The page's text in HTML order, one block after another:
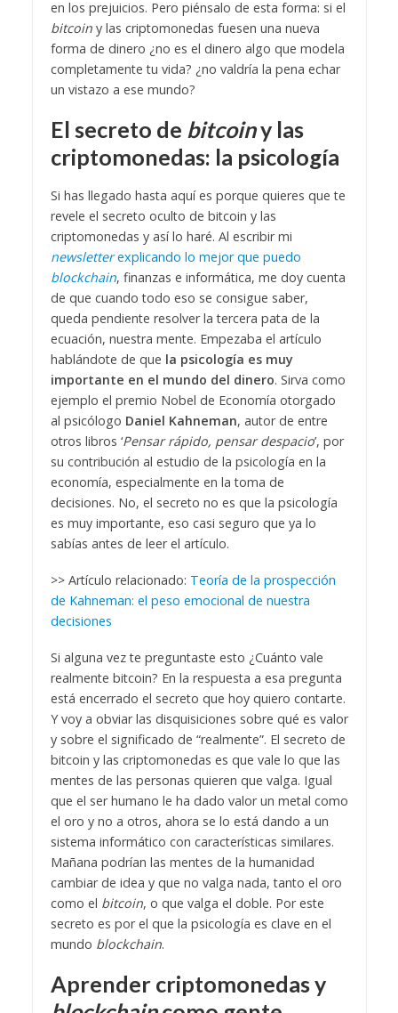
en los prejuicios. Pero piénsalo de esta forma: si el
bitcoiny las criptomonedas fuesen una nueva
forma de dinero ¿no es el dinero algo que modela
completamente tu vida? ¿no valdría la pena echar
un vistazo a ese mundo?
El secreto de bitcoiny las
criptomonedas: la psicología
Si has llegado hasta aquí es porque quieres que te
revele el secreto oculto de bitcoin y las
criptomonedas y así lo haré. Al escribir mi
newsletterexplicando lo mejor que puedo
blockchain, finanzas e informática, me doy cuenta
de que cuando todo eso se consigue saber,
queda pendiente resolver la tercera pata de la
ecuación, nuestra mente. Empezaba el artículo
hablándote de que la psicología es muy
importante en el mundo del dinero. Sirva como
ejemplo el premio Nobel de Economía otorgado
al psicólogo Daniel Kahneman, autor de entre
otros libros ‘Pensar rápido, pensar despacio’, por
su contribución al estudio de la psicología en la
economía, especialmente en la toma de
decisiones. No, el secreto no es que la psicología
es muy importante, eso casi seguro que ya lo
sabías antes de leer el artículo.
>> Artículo relacionado: Teoría de la prospección
de Kahneman: el peso emocional de nuestra
decisiones
Si alguna vez te preguntaste esto ¿Cuánto vale
realmente bitcoin? En la respuesta a esa pregunta
está encerrado el secreto que hoy quiero contarte.
Y voy a obviar las disquisiciones sobre qué es valor
y sobre el significado de “realmente”. El secreto de
bitcoin y las criptomonedas es que vale lo que las
mentes de las personas quieren que valga. Igual
que el ser humano le ha dado valor un metal como
el oro y no a otros, ahora se lo está dando a un
sistema informático con características similares.
Mañana podrían las mentes de la humanidad
cambiar de idea y que no valga nada, tanto el oro
como el bitcoin, o que valga el doble. Por este
secreto es por el que la psicología es clave en el
mundo blockchain.
Aprender criptomonedas y